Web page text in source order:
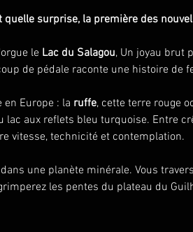
surprise, la première des
le Lac du Salagou, Un joyau brut
de pédale raconte une histoire de
Europe : la ruffe, cette terre rouge
lac aux reflets bleu turquoise. Entre
vitesse, technicité et contemplation.
une planète minérale. Vous
les pentes du plateau du